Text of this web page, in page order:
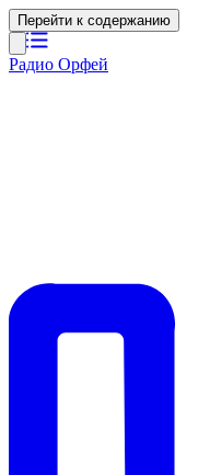
Перейти к содержанию
Радио Орфей